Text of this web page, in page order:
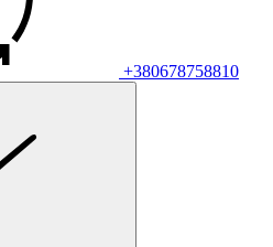
+380678758810